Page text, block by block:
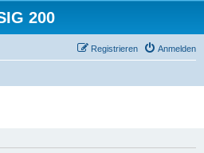
200
Anmelden
Registrieren